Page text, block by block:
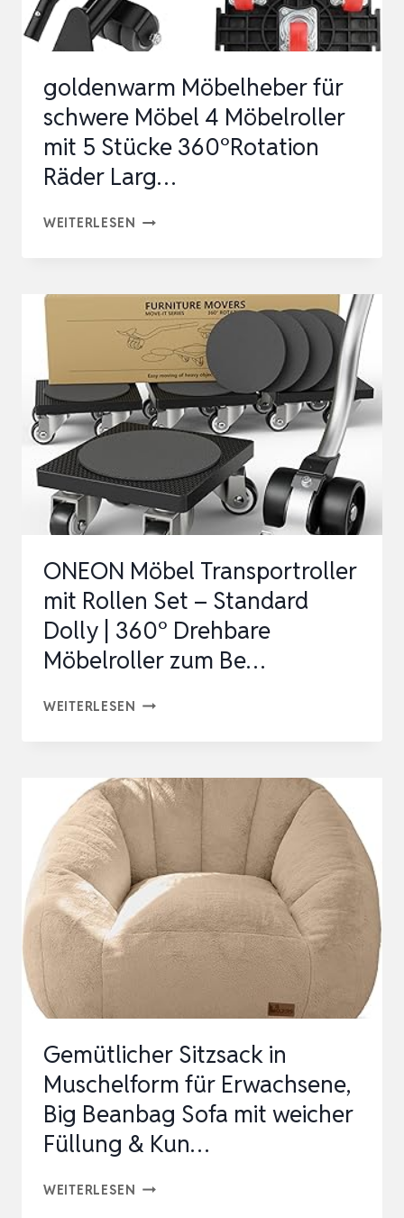
MÖBELHEBER
FÜR
goldenwarm Möbelheber für
schwere Möbel 4 Möbelroller
mit 5 Stücke 360°Rotation
Räder Larg…
WEITERLESEN GOLDENWARM
SCHWERE
MÖBEL
4
MÖBELROLLER
MIT
360°ROTATION
RÄDER
ONEON Möbel Transportroller
mit Rollen Set – Standard
Dolly | 360° Drehbare
Möbelroller zum Be…
WEITERLESEN ONEON
MIT
ROLLEN
SET
–
STANDARD
DOLLY
|
ZUM
BE…
Gemütlicher Sitzsack in
Muschelform für Erwachsene,
Big Beanbag Sofa mit weicher
Füllung & Kun…
WEITERLESEN GEMÜTLICHER